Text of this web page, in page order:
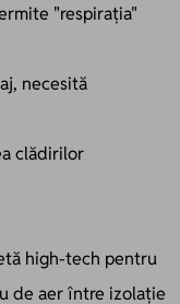
"respirația"
necesită
clădirilor
high-tech pentru
de aer între izolație